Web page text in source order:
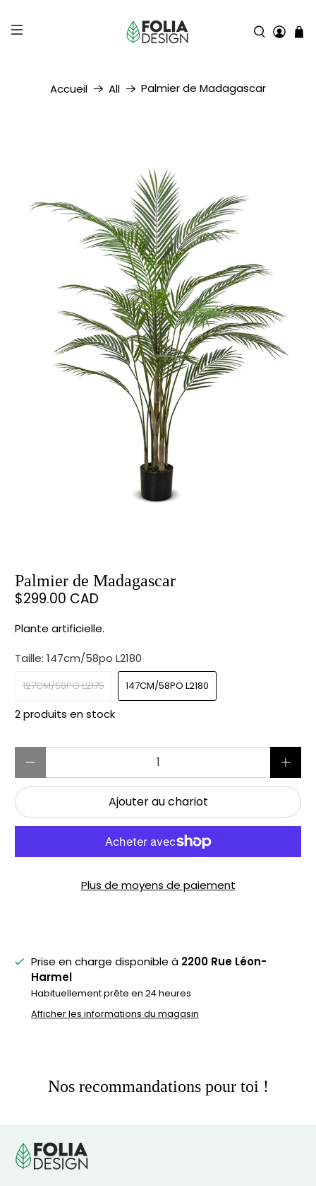
Accueil All Palmier de Madagascar
Palmier de Madagascar
$299.00 CAD
Plante artificielle.
Taille:147cm/58po L2180
127CM/50PO L2175 147CM/58PO L2180
2 produits en stock
Ajouter au chariot
Plus de moyens de paiement
Prise en charge disponible à 2200 Rue Léon-
Harmel
Habituellement prête en 24 heures
Afficher les informations du magasin
Nos recommandations pour toi !